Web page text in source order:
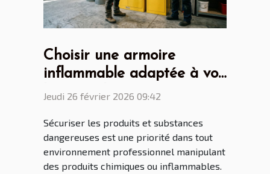
Choisir une armoire
inflammable adaptée à vos
besoins de sécurité
Jeudi 26 février 2026 09:42
Sécuriser les produits et substances
dangereuses est une priorité dans tout
environnement professionnel manipulant
des produits chimiques ou inflammables.